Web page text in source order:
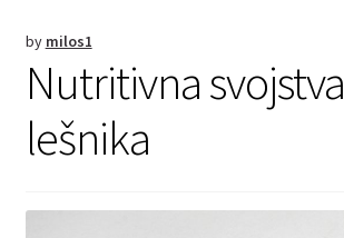
by milos1
Nutritivna svojstva
lešnika